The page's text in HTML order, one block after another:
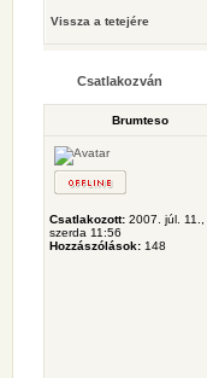
Vissza a tetejére
Csatlakozván
Brumteso
Csatlakozott: 2007. júl. 11.,
szerda 11:56
Hozzászólások: 148